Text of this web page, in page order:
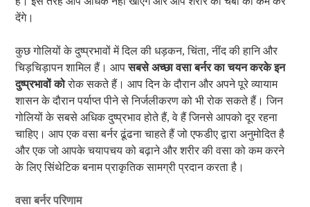
देंगे।
कुछ गोलियों के दुष्प्रभावों में दिल की धड़कन, चिंता, नींद की हानि और
चिड़चिड़ापन शामिल हैं। आपसबसे अच्छा वसा बर्नर का चयन करके इन
दुष्प्रभावों कोरोक सकते हैं। आप दिन के दौरान और अपने पूरे व्यायाम
शासन के दौरान पर्याप्त पीने से निर्जलीकरण को भी रोक सकते हैं। जिन
गोलियों के सबसे अधिक दुष्प्रभाव होते हैं, वे हैं जिनसे आपको दूर रहना
चाहिए। आप एक वसा बर्नर ढूंढना चाहते हैं जो एफडीए द्वारा अनुमोदित है
और एक जो आपके चयापचय को बढ़ाने और शरीर की वसा को कम करने
के लिए सिंथेटिक बनाम प्राकृतिक सामग्री प्रदान करता है।
वसा बर्नर परिणाम